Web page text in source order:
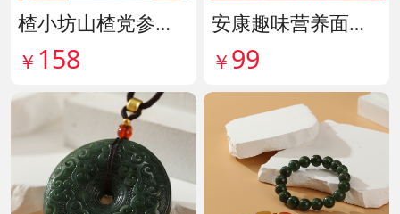
楂小坊山楂党参黄芪丸 货号142033
￥ 158
安康趣味营养面皮超值组 货号142087
￥ 99